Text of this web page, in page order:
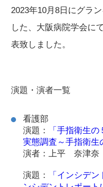
2023年10月8日にグラ
した、大阪病院学会に
表致しました。
演題・演者一覧
看護部
演題：
「手指衛生
実態調査～手指衛生
演者：上平 奈津奈
演題：
「インシデ